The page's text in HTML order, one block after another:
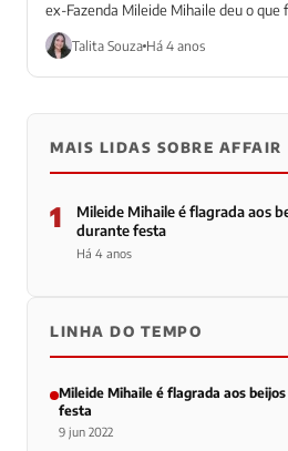
ex-Fazenda Mileide Mihaile deu o que
Talita Souza Há 4 anos
MAIS LIDAS SOBRE AFFAIR
1
Mileide Mihaile é flagrada aos
durante festa
Há 4 anos
LINHA DO TEMPO
Mileide Mihaile é flagrada aos
festa
9 jun 2022